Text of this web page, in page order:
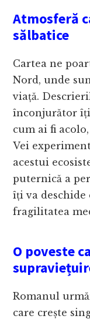
Atmosferă
sălbatice
Cartea ne
Nord, unde
viață.
înconjurător îți
cum ai fi
Vei
acestui
puternică a
îți va
fragilitatea
O poveste
Romanul
care crește